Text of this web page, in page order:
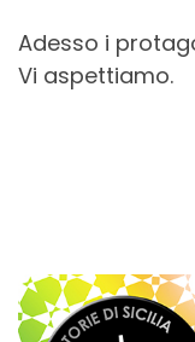
Adesso i
Vi aspettiamo.